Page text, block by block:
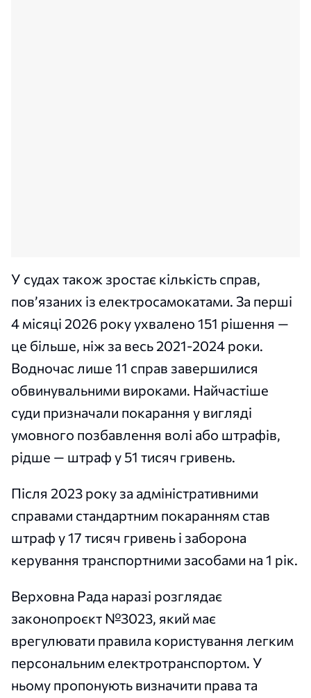
У судах також зростає кількість справ,
пов’язаних із електросамокатами. За перші
4 місяці 2026 року ухвалено 151 рішення —
це більше, ніж за весь 2021-2024 роки.
Водночас лише 11 справ завершилися
обвинувальними вироками. Найчастіше
суди призначали покарання у вигляді
умовного позбавлення волі або штрафів,
рідше — штраф у 51 тисяч гривень.
Після 2023 року за адміністративними
справами стандартним покаранням став
штраф у 17 тисяч гривень і заборона
керування транспортними засобами на 1 рік.
Верховна Рада наразі розглядає
законопроєкт №3023, який має
врегулювати правила користування легким
персональним електротранспортом. У
ньому пропонують визначити права та